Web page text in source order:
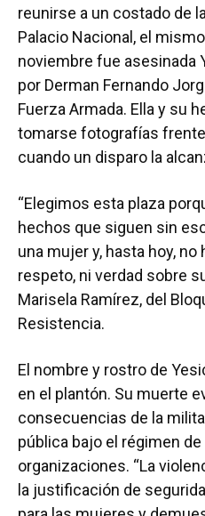
reunirse a un costado de
Palacio Nacional, el
noviembre fue asesinada
por Derman Fernando
Fuerza Armada. Ella y su
tomarse fotografías frente
cuando un disparo la
“Elegimos esta plaza
hechos que siguen sin
una mujer y, hasta hoy,
respeto, ni verdad sobre
Marisela Ramírez, del
Resistencia.
El nombre y rostro de
en el plantón. Su muerte
consecuencias de la
pública bajo el régimen
organizaciones. “La
la justificación de